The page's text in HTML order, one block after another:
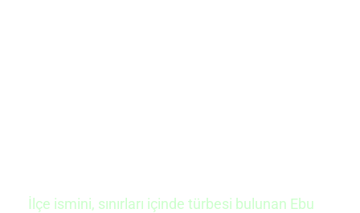
İlçe ismini, sınırları içinde türbesi bulunan Ebu